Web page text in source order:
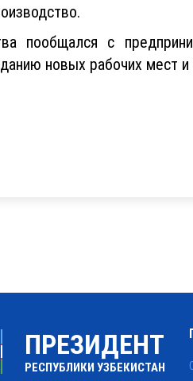
пообщался с
новых рабочих мест
ПРЕЗИДЕНТ
РЕСПУБЛИКИ УЗБЕКИСТАН